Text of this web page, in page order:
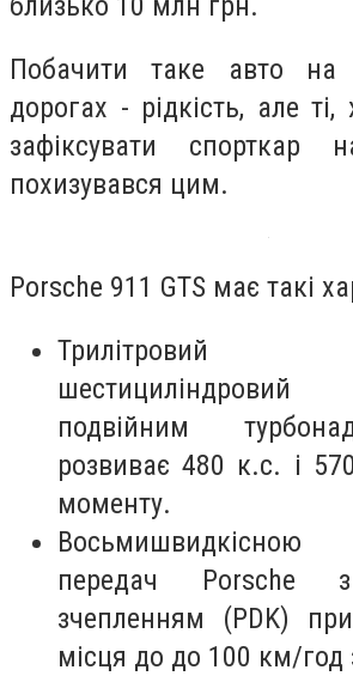
Побачити таке авто на
дорогах - рідкість, але
зафіксувати
похизувався цим.
Porsche 911 GTS має такі
Трилітровий
подвійним
розвиває 480 к.с. і
моменту.
передач Porsche
зчепленням (PDK)
місця до до 100 км/год